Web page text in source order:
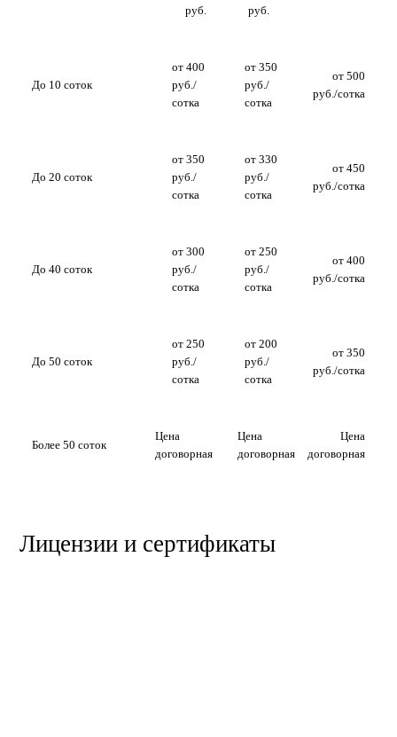
руб.
руб.
До 10 соток
от 400
руб./
сотка
от 350
руб./
сотка
от 500
руб./сотка
До 20 соток
от 350
руб./
сотка
от 330
руб./
сотка
от 450
руб./сотка
До 40 соток
от 300
руб./
сотка
от 250
руб./
сотка
от 400
руб./сотка
До 50 соток
от 250
руб./
сотка
от 200
руб./
сотка
от 350
руб./сотка
Более 50 соток
Цена
договорная
Цена
договорная
Цена
договорная
Лицензии и сертификаты